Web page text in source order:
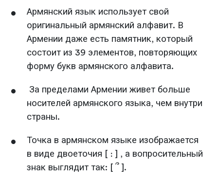
Армянский язык использует свой
оригинальный армянский алфавит. В
Армении даже есть памятник, который
состоит из 39 элементов, повторяющих
форму букв армянского алфавита.
За пределами Армении живет больше
носителей армянского языка, чем внутри
страны.
Точка в армянском языке изображается
в виде двоеточия [ ։ ] , а вопросительный
знак выглядит так: [ ՞ ].